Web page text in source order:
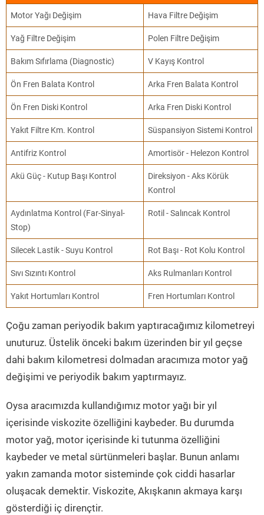
Motor Yağı Değişim Hava Filtre Değişim
Yağ Filtre Değişim Polen Filtre Değişim
Bakım Sıfırlama (Diagnostic) V Kayış Kontrol
Ön Fren Balata Kontrol Arka Fren Balata Kontrol
Ön Fren Diski Kontrol Arka Fren Diski Kontrol
Yakıt Filtre Km. Kontrol Süspansiyon Sistemi Kontrol
Antifriz Kontrol Amortisör - Helezon Kontrol
Akü Güç - Kutup Başı Kontrol
Direksiyon - Aks Körük
Kontrol
Aydınlatma Kontrol (Far-Sinyal-
Stop)
Rotil - Salıncak Kontrol
Silecek Lastik - Suyu Kontrol Rot Başı - Rot Kolu Kontrol
Sıvı Sızıntı Kontrol Aks Rulmanları Kontrol
Yakıt Hortumları Kontrol Fren Hortumları Kontrol
Çoğu zaman periyodik bakım yaptıracağımız kilometreyi
unuturuz. Üstelik önceki bakım üzerinden bir yıl geçse
dahi bakım kilometresi dolmadan aracımıza motor yağ
değişimi ve periyodik bakım yaptırmayız.
Oysa aracımızda kullandığımız motor yağı bir yıl
içerisinde viskozite özelliğini kaybeder. Bu durumda
motor yağ, motor içerisinde ki tutunma özelliğini
kaybeder ve metal sürtünmeleri başlar. Bunun anlamı
yakın zamanda motor sisteminde çok ciddi hasarlar
oluşacak demektir. Viskozite, Akışkanın akmaya karşı
gösterdiği iç dirençtir.